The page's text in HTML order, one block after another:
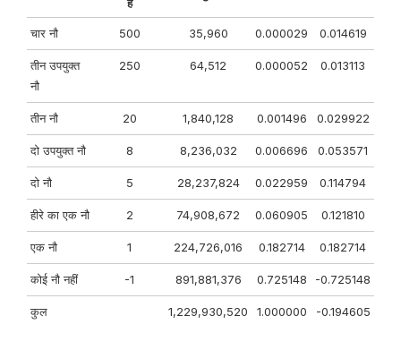
चार नौ 500 35,960 0.000029 0.014619
तीन उपयुक्त
नौ
250 64,512 0.000052 0.013113
तीन नौ 20 1,840,128 0.001496 0.029922
दो उपयुक्त नौ 8 8,236,032 0.006696 0.053571
दो नौ 5 28,237,824 0.022959 0.114794
हीरे का एक नौ 2 74,908,672 0.060905 0.121810
एक नौ 1 224,726,016 0.182714 0.182714
कोई नौ नहीं -1 891,881,376 0.725148 -0.725148
कुल 1,229,930,520 1.000000 -0.194605